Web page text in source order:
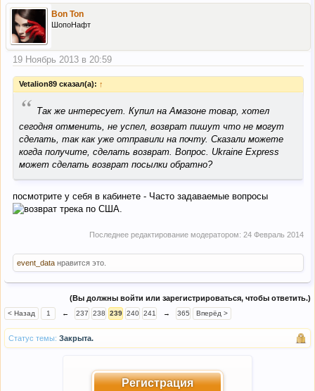
Bon Ton
ШопоНафт
19 Ноябрь 2013 в 20:59
Vetalion89 сказал(а): ↑
“ Так же интересует. Купил на Амазоне товар, хотел
сегодня отменить, не успел, возврат пишут что не могут
сделать, так как уже отправили на почту. Сказали можете
когда получите, сделать возврат. Вопрос. Ukraine Express
может сделать возврат посылки обратно?
посмотрите у себя в кабинете - Часто задаваемые вопросы
Последнее редактирование модератором: 24 Февраль 2014
event_data нравится это.
(Вы должны войти или зарегистрироваться, чтобы ответить.)
< Назад 1 ← 237 238 239 240 241 → 365 Вперёд >
Статус темы: Закрыта.
Регистрация